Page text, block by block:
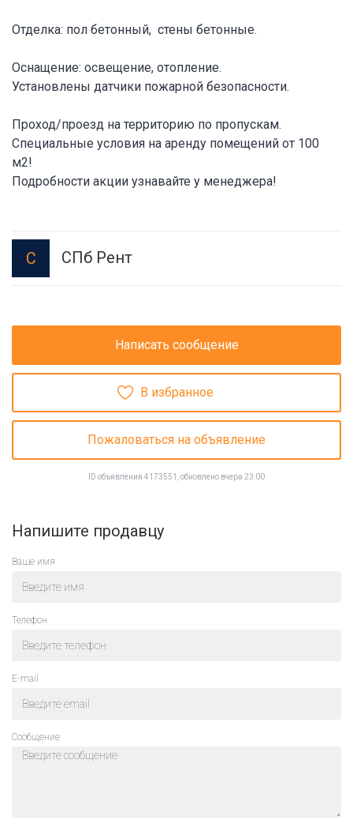
Отделка: пол бетонный, стены бетонные.
Оснащение: освещение, отопление.
Установлены датчики пожарной безопасности.
Проход/проезд на территорию по пропускам.
Специальные условия на аренду помещений от 100
м2!
Подробности акции узнавайте у менеджера!
С СПб Рент
Написать сообщение
В избранное
Пожаловаться на объявление
ID объявления 4173551, обновлено вчера 23:00
Напишите продавцу
Ваше имя
Телефон
E-mail
Cообщение